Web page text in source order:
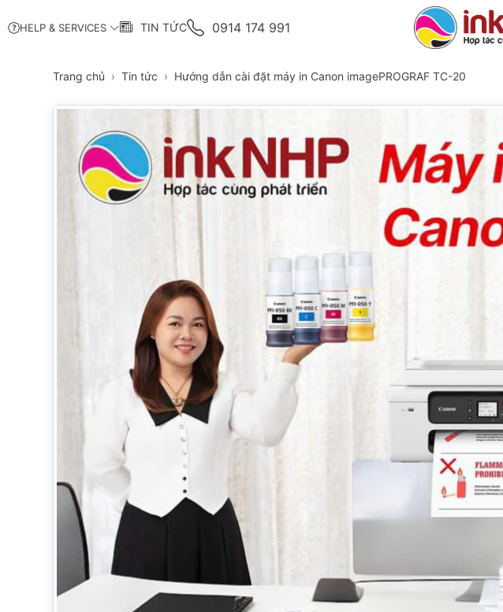
HELP & SERVICES TIN TỨC 0914 174 991
Trang chủ Tin tức Hướng dẫn cài đặt máy in Canon imagePROGRAF TC-20